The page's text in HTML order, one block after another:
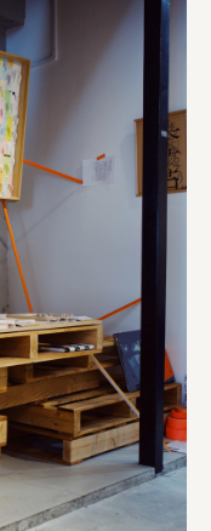
場企画商工課航空宇
ツ